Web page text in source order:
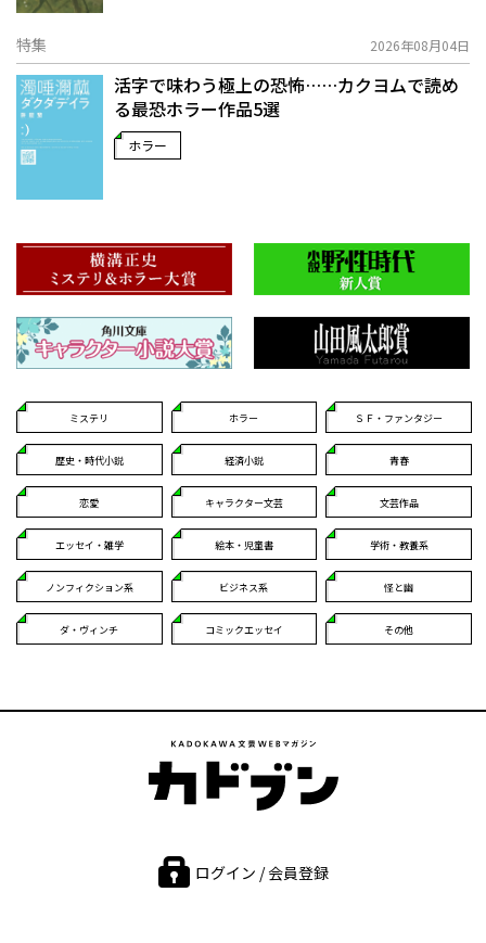
特集 2026年08月04日
活字で味わう極上の恐怖……カクヨムで読め
る最恐ホラー作品5選
ホラー
ミステリ ホラー ＳＦ・ファンタジー
歴史・時代小説 経済小説 青春
恋愛 キャラクター文芸 文芸作品
エッセイ・雑学 絵本・児童書 学術・教養系
ノンフィクション系 ビジネス系 怪と幽
ダ・ヴィンチ コミックエッセイ その他
ログイン / 会員登録